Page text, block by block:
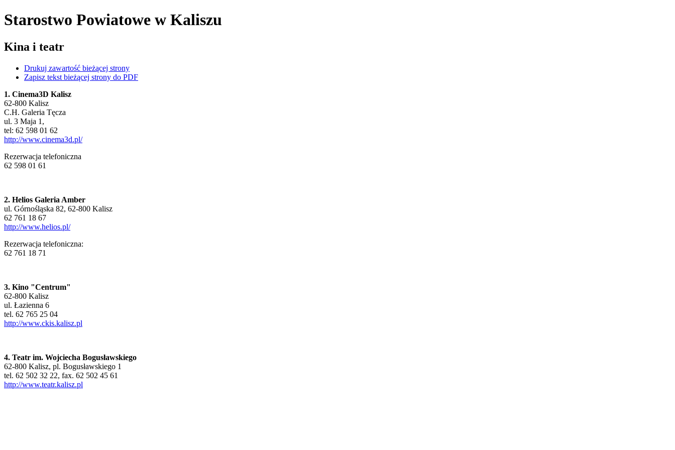
Starostwo Powiatowe w Kaliszu
Kina i teatr
Drukuj zawartość bieżącej strony
Zapisz tekst bieżącej strony do PDF
1. Cinema3D Kalisz
62-800 Kalisz
C.H. Galeria Tęcza
ul. 3 Maja 1,
tel: 62 598 01 62
http://www.cinema3d.pl/
Rezerwacja telefoniczna
62 598 01 61
2. Helios Galeria Amber
ul. Górnośląska 82, 62-800 Kalisz
62 761 18 67
http://www.helios.pl/
Rezerwacja telefoniczna:
62 761 18 71
3. Kino "Centrum"
62-800 Kalisz
ul. Łazienna 6
tel. 62 765 25 04
http://www.ckis.kalisz.pl
4. Teatr im. Wojciecha Bogusławskiego
62-800 Kalisz, pl. Bogusławskiego 1
tel. 62 502 32 22, fax. 62 502 45 61
http://www.teatr.kalisz.pl